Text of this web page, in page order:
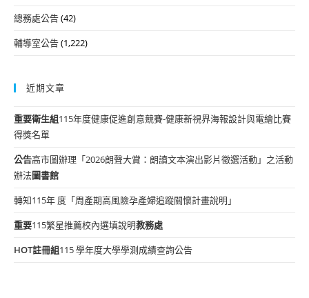
總務處公告(42)
輔導室公告(1,222)
近期文章
重要衛生組115年度健康促進創意競賽-健康新視界海報設計與電繪比賽
得獎名單
公告高市圖辦理「2026朗聲大賞：朗讀文本演出影片徵選活動」之活動
辦法圖書館
轉知115年 度「周產期高風險孕產婦追蹤關懷計畫說明」
重要115繁星推薦校內選填說明教務處
HOT註冊組115 學年度大學學測成績查詢公告